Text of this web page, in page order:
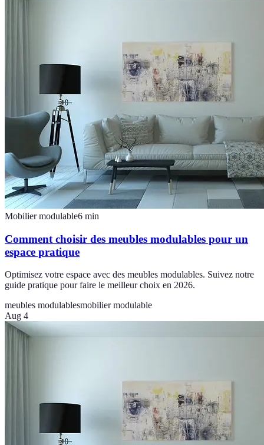
Mobilier modulable6 min
Comment choisir des meubles modulables pour un
espace pratique
Optimisez votre espace avec des meubles modulables. Suivez notre
guide pratique pour faire le meilleur choix en 2026.
meubles modulablesmobilier modulable
Aug 4